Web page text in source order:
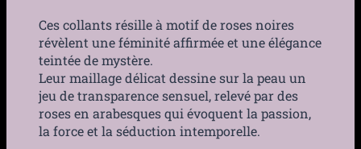
Ces collants résille à motif de roses noires
révèlent une féminité affirmée et une élégance
teintée de mystère.
Leur maillage délicat dessine sur la peau un
jeu de transparence sensuel, relevé par des
roses en arabesques qui évoquent la passion,
la force et la séduction intemporelle.